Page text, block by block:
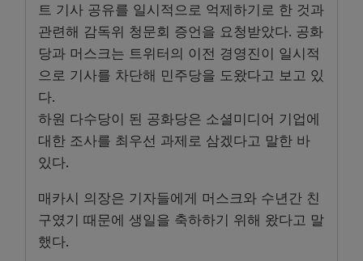
트 기사 공유를 일시적으로 억제하기로 한 것과
관련해 감독위 청문회 증언을 요청받았다. 공화
당과 머스크는 트위터의 이전 경영진이 일시적
으로 기사를 차단해 민주당을 도왔다고 보고 있
다.
하원 다수당이 된 공화당은 소셜미디어 기업에
대한 조사를 최우선 과제로 삼겠다고 말한 바
있다.
매카시 의장은 기자들에게 머스크와 수년간 친
구였기 때문에 생일을 축하하기 위해 왔다고 말
했다.